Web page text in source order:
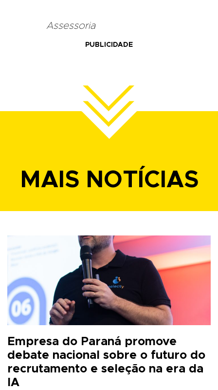
Assessoria
PUBLICIDADE
MAIS NOTÍCIAS
Empresa do Paraná promove
debate nacional sobre o futuro do
recrutamento e seleção na era da
IA